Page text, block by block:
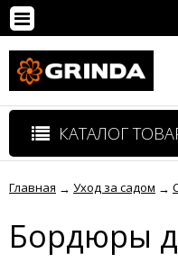
КАТАЛОГ
Главная → Уход за садом →
Бордюры